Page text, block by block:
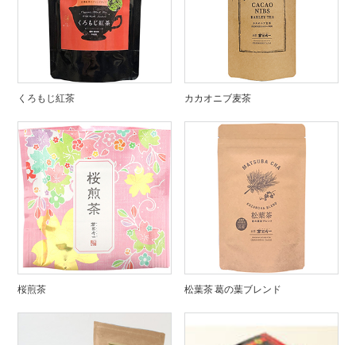
くろもじ紅茶 カカオニブ麦茶
桜煎茶 松葉茶 葛の葉ブレンド